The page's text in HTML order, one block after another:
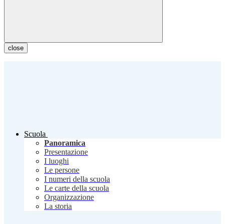
close
Scuola
Panoramica
Presentazione
I luoghi
Le persone
I numeri della scuola
Le carte della scuola
Organizzazione
La storia